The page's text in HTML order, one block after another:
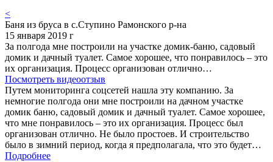
<
Баня из бруса в с.Ступино Рамонского р-на
15 января 2019 г
За полгода мне построили на участке домик-баню, садовый
домик и дачный туалет. Самое хорошее, что понравилось – это
их организация. Процесс организован отлично…
Посмотреть видеоотзыв
Путем мониторинга соцсетей нашла эту компанию. За
немногие полгода они мне построили на дачном участке
домик баню, садовый домик и дачный туалет. Самое хорошее,
что мне понравилось – это их организация. Процесс был
организован отлично. Не было простоев. И строительство
было в зимний период, когда я предполагала, что это будет…
Подробнее